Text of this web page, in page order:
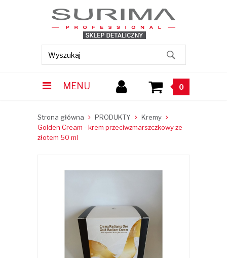
MENU 0
Strona główna PRODUKTY
Kremy
Golden Cream - krem przeciwzmarszczkowy ze
złotem 50 ml